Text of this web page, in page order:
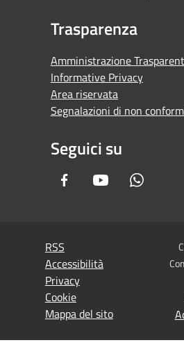
Trasparenza
Amministrazione
Informative Privacy
Area riservata
Segnalazioni di non
Seguici su
FacebookYoutube
RSS
Accessibilità
Privacy
Cookie
Mappa del sito